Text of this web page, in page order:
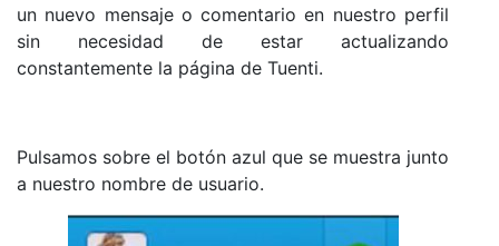
un nuevo mensaje o comentario en nuestro perfil
sin necesidad de estar actualizando
constantemente la página de Tuenti.
Pulsamos sobre el botón azul que se muestra junto
a nuestro nombre de usuario.